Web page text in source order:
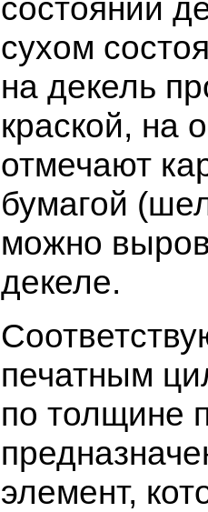
состоянии
сухом
на декель
краской, на
отмечают
бумагой
можно
декеле.
печатным
по толщине
элемент,